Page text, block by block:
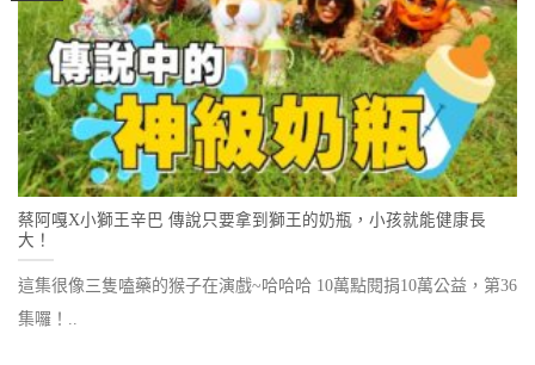
蔡阿嘎X小獅王辛巴 傳說只要拿到獅王的奶瓶，小孩就能健康長
大！
這集很像三隻嗑藥的猴子在演戲~哈哈哈 10萬點閱捐10萬公益，第36
集囉！..